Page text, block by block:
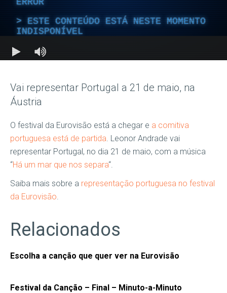
Vai representar Portugal a 21 de maio, na
Áustria
O festival da Eurovisão está a chegar e a comitiva
portuguesa está de partida. Leonor Andrade vai
representar Portugal, no dia 21 de maio, com a música
“Há um mar que nos separa“.
Saiba mais sobre a representação portuguesa no festival
da Eurovisão.
Relacionados
Escolha a canção que quer ver na Eurovisão
Festival da Canção – Final – Minuto-a-Minuto